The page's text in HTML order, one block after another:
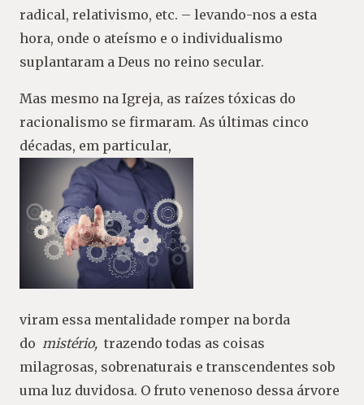
radical, relativismo, etc. – levando-nos a esta
hora, onde o ateísmo e o individualismo
suplantaram a Deus no reino secular.
Mas mesmo na Igreja, as raízes tóxicas do
racionalismo se firmaram. As últimas cinco
décadas, em particular,
viram essa mentalidade romper na borda
do mistério, trazendo todas as coisas
milagrosas, sobrenaturais e transcendentes sob
uma luz duvidosa. O fruto venenoso dessa árvore